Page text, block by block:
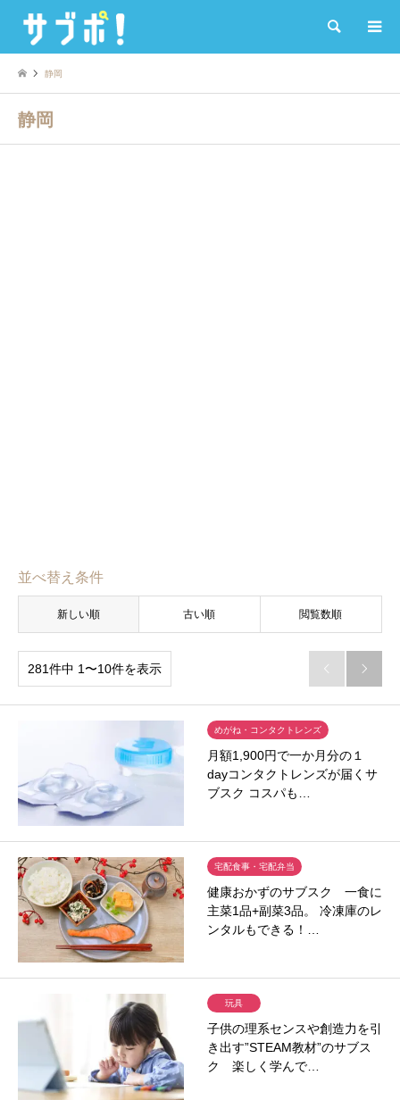
検索
静岡
静岡
並べ替え条件
新しい順 古い順 閲覧数順
281件中 1〜10件を表示  
めがね・コンタクトレンズ
月額1,900円で一か月分の１
dayコンタクトレンズが届くサ
ブスク コスパも…
宅配食事・宅配弁当
健康おかずのサブスク 一食に
主菜1品+副菜3品。 冷凍庫のレ
ンタルもできる！…
玩具
子供の理系センスや創造力を引
き出す”STEAM教材”のサブス
ク 楽しく学んで…